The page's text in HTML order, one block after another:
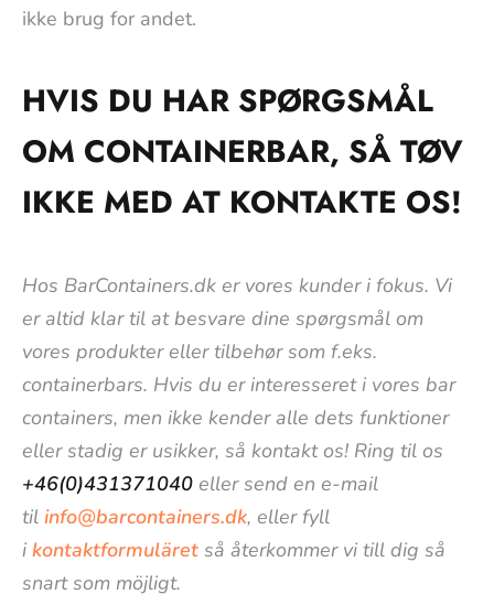
ikke brug for andet.
HVIS DU HAR SPØRGSMÅL
OM CONTAINERBAR, SÅ TØV
IKKE MED AT KONTAKTE OS!
Hos BarContainers.dk er vores kunder i fokus. Vi
er altid klar til at besvare dine spørgsmål om
vores produkter eller tilbehør som f.eks.
containerbars. Hvis du er interesseret i vores bar
containers, men ikke kender alle dets funktioner
eller stadig er usikker, så kontakt os! Ring til os
+46(0)431371040 eller send en e-mail
til info@barcontainers.dk, eller fyll
i kontaktformuläret så återkommer vi till dig så
snart som möjligt.